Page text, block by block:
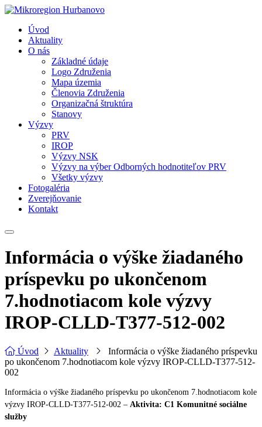
Úvod
Aktuality
O nás
Základné údaje
Logo Združenia
Mapa územia
Členovia Združenia
Organizačná štruktúra
Stanovy
Výzvy
PRV
IROP
Výzvy NSK
Výzvy na výber Odborných hodnotiteľov PRV
Všetky výzvy
Fotogaléria
Zverejňovanie
Kontakt
Informácia o výške žiadaného
príspevku po ukončenom
7.hodnotiacom kole výzvy
IROP-CLLD-T377-512-002
Úvod Aktuality
Informácia o výške žiadaného príspevku
po ukončenom 7.hodnotiacom kole výzvy IROP-CLLD-T377-512-
002
Informácia o výške žiadaného príspevku po ukončenom 7.hodnotiacom kole
výzvy IROP-CLLD-T377-512-002 – Aktivita: C1 Komunitné sociálne
služby